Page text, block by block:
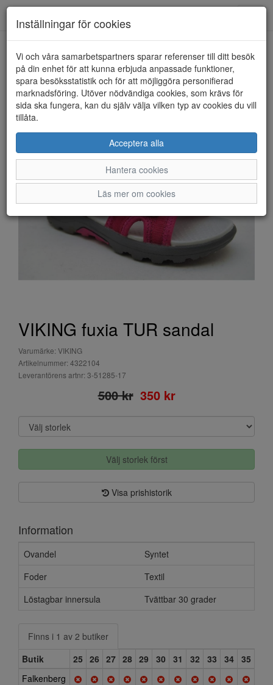
HEM VIKING
VIKING fuxia TUR sandal
Varumärke: VIKING
Artikelnummer: 4322104
Leverantörens artnr: 3-51285-17
500 kr 350 kr
Välj storlek först
Visa prishistorik
Information
Ovandel
Syntet
Foder
Textil
Löstagbar innersula
Tvättbar 30 grader
Finns i 1 av 2 butiker
Butik
25 26 27 28 29 30 31 32 33 34
35
Falkenberg
Inställningar för cookies
Vi och våra samarbetspartners sparar referenser till ditt besök
på din enhet för att kunna erbjuda anpassade funktioner,
spara besöksstatistik och för att möjliggöra personifierad
marknadsföring. Utöver nödvändiga cookies, som krävs för
sida ska fungera, kan du själv välja vilken typ av cookies du vill
tillåta.
Acceptera alla
Hantera cookies
Läs mer om cookies